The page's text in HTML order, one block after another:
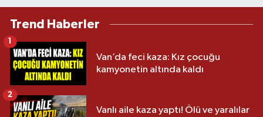
Trend Haberler
Van’da feci kaza: Kız çocuğu
kamyonetin altında kaldı
Vanlı aile kaza yaptı! Ölü ve yaralılar
2